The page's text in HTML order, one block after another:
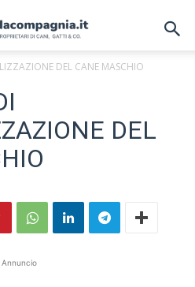
DEL CANE MASCHIO
DEL
Annuncio